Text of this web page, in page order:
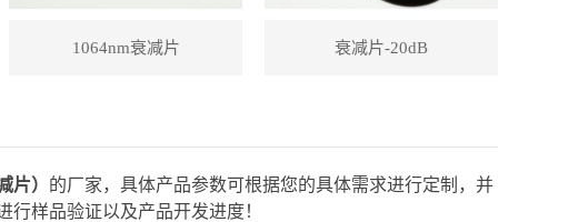
1064nm衰减片 衰减片-20dB
片） 的厂家，具体产品参数可根据您的具体需求进行定制，并
样品验证以及产品开发进度！